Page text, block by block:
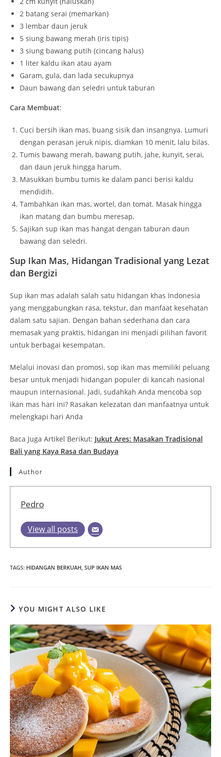
2 batang serai (memarkan)
3 lembar daun jeruk
5 siung bawang merah (iris tipis)
3 siung bawang putih (cincang halus)
1 liter kaldu ikan atau ayam
Garam, gula, dan lada secukupnya
Daun bawang dan seledri untuk taburan
Cara Membuat:
Cuci bersih ikan mas, buang sisik dan insangnya. Lumuri
dengan perasan jeruk nipis, diamkan 10 menit, lalu bilas.
Tumis bawang merah, bawang putih, jahe, kunyit, serai,
dan daun jeruk hingga harum.
Masukkan bumbu tumis ke dalam panci berisi kaldu
mendidih.
Tambahkan ikan mas, wortel, dan tomat. Masak hingga
ikan matang dan bumbu meresap.
Sajikan sup ikan mas hangat dengan taburan daun
bawang dan seledri.
Sup Ikan Mas, Hidangan Tradisional yang Lezat
dan Bergizi
Sup ikan mas adalah salah satu hidangan khas Indonesia
yang menggabungkan rasa, tekstur, dan manfaat kesehatan
dalam satu sajian. Dengan bahan sederhana dan cara
memasak yang praktis, hidangan ini menjadi pilihan favorit
untuk berbagai kesempatan.
Melalui inovasi dan promosi, sop ikan mas memiliki peluang
besar untuk menjadi hidangan populer di kancah nasional
maupun internasional. Jadi, sudahkah Anda mencoba sop
ikan mas hari ini? Rasakan kelezatan dan manfaatnya untuk
melengkapi hari Anda
Baca Juga Artikel Berikut: Jukut Ares: Masakan Tradisional
Bali yang Kaya Rasa dan Budaya
Author
Pedro
View all posts
TAGS: HIDANGAN BERKUAH, SUP IKAN MAS
YOU MIGHT ALSO LIKE